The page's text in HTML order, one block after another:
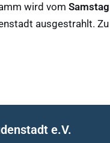
wird vom
ausgestrahlt.
e.V.